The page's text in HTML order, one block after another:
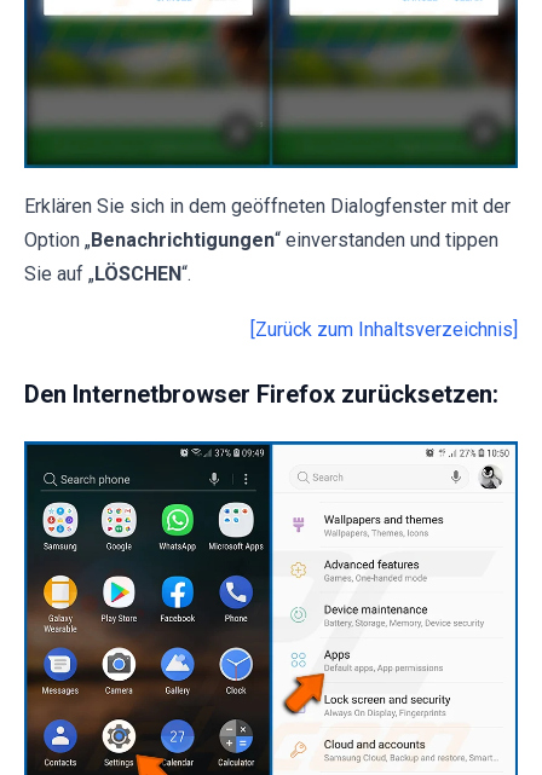
Erklären Sie sich in dem geöffneten Dialogfenster mit der
Option „Benachrichtigungen“ einverstanden und tippen
Sie auf „LÖSCHEN“.
[Zurück zum Inhaltsverzeichnis]
Den Internetbrowser Firefox zurücksetzen: